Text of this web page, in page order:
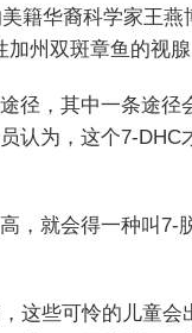
籍华裔科学家王燕
州双斑章鱼的视腺
径，其中一条途径
认为，这个7-
，就会得一种叫7-
这些可怜的儿童会